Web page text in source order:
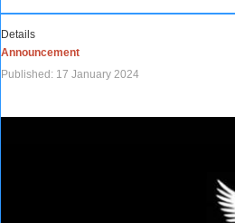
Details
Announcement
Published: 17 January 2024